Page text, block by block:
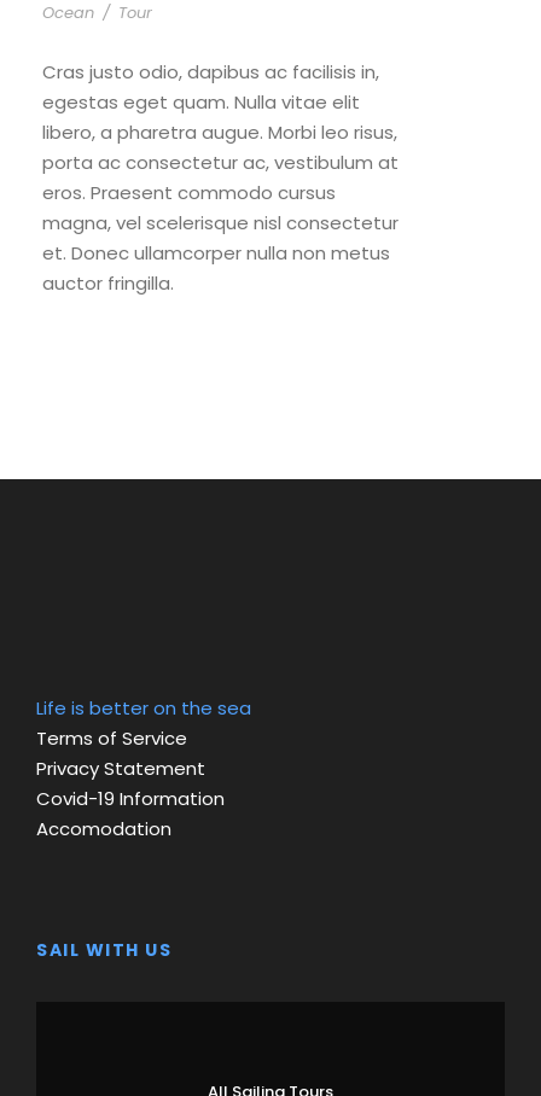
Ocean / Tour
Cras justo odio, dapibus ac facilisis in,
egestas eget quam. Nulla vitae elit
libero, a pharetra augue. Morbi leo risus,
porta ac consectetur ac, vestibulum at
eros. Praesent commodo cursus
magna, vel scelerisque nisl consectetur
et. Donec ullamcorper nulla non metus
auctor fringilla.
Life is better on the sea
Terms of Service
Privacy Statement
Covid-19 Information
Accomodation
SAIL WITH US